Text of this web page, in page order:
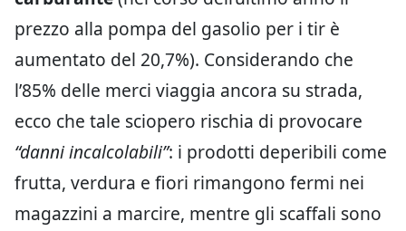
prezzo alla pompa del gasolio per i tir è
aumentato del 20,7%). Considerando che
l’85% delle merci viaggia ancora su strada,
ecco che tale sciopero rischia di provocare
“danni incalcolabili”: i prodotti deperibili come
frutta, verdura e fiori rimangono fermi nei
magazzini a marcire, mentre gli scaffali sono